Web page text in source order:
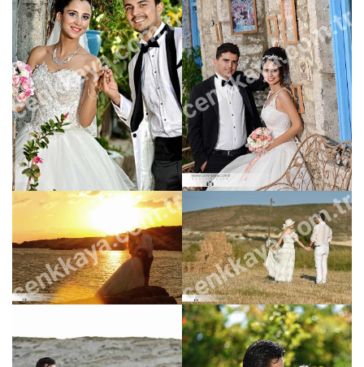
cenkkaya.com.trcenkkaya.com.tr
cenkkaya.com.trcenkkaya.com.tr